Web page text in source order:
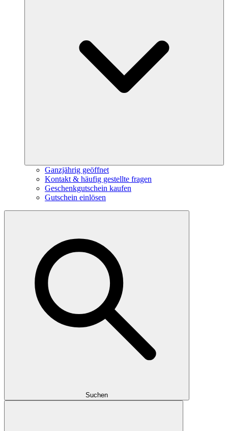
Ganzjährig geöffnet
Kontakt & häufig gestellte fragen
Geschenkgutschein kaufen
Gutschein einlösen
Suchen